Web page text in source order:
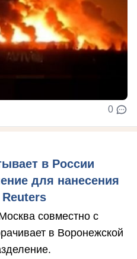
0
в России
для нанесения
совместно с
в Воронежской